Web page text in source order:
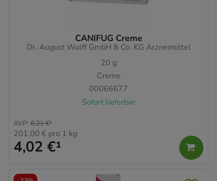
CANIFUG Creme
Dr. August Wolff GmbH & Co. KG Arzneimittel
20 g
Creme
00066677
Sofort lieferbar
4,02 €¹
AVP: 6,21 €²
201,00 € pro 1 kg